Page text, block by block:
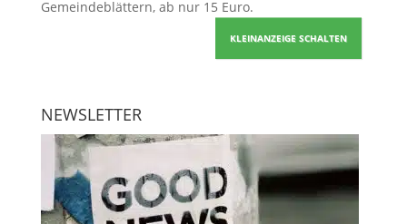
Gemeindeblättern, ab nur 15 Euro.
KLEINANZEIGE SCHALTEN
NEWSLETTER